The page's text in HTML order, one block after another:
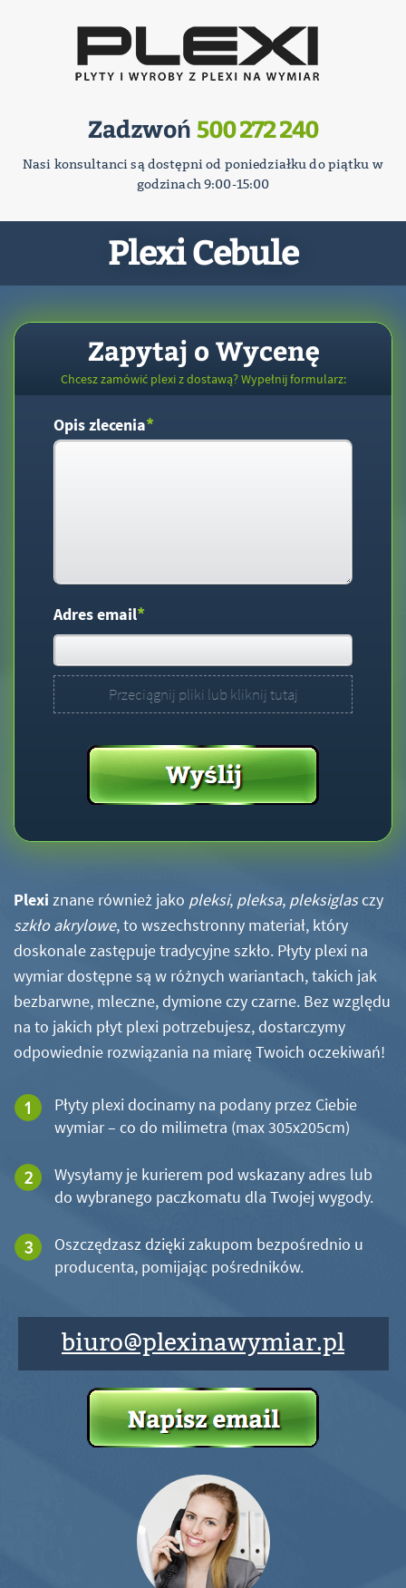
Zadzwoń 500 272 240
Nasi konsultanci są dostępni od poniedziałku do piątku w
godzinach 9:00-15:00
Plexi Cebule
Zapytaj o Wycenę
Chcesz zamówić plexi z dostawą? Wypełnij formularz:
Opis zlecenia*
Adres email*
Przeciągnij pliki lub kliknij tutaj
Plexi znane również jako pleksi, pleksa, pleksiglasczy
szkło akrylowe, to wszechstronny materiał, który
doskonale zastępuje tradycyjne szkło. Płyty plexi na
wymiar dostępne są w różnych wariantach, takich jak
bezbarwne, mleczne, dymione czy czarne. Bez względu
na to jakich płyt plexi potrzebujesz, dostarczymy
odpowiednie rozwiązania na miarę Twoich oczekiwań!
Płyty plexi docinamy na podany przez Ciebie
wymiar – co do milimetra (max 305x205cm)
Wysyłamy je kurierem pod wskazany adres lub
do wybranego paczkomatu dla Twojej wygody.
Oszczędzasz dzięki zakupom bezpośrednio u
producenta, pomijając pośredników.
biuro@plexinawymiar.pl